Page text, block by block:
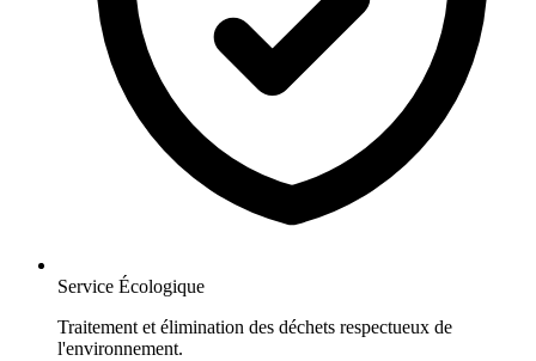
Service Écologique
Traitement et élimination des déchets respectueux de
l'environnement.